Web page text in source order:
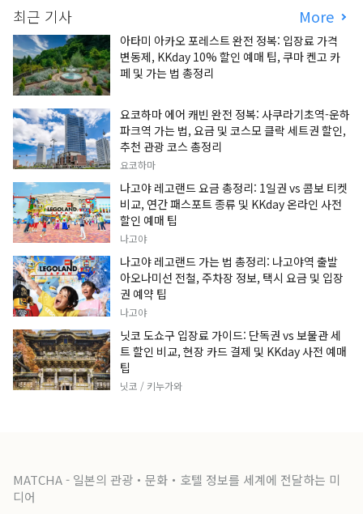
최근 기사 More
아타미 아카오 포레스트 완전 정복: 입장료 가격
변동제, KKday 10% 할인 예매 팁, 쿠마 켄고 카
페 및 가는 법 총정리
요코하마 에어 캐빈 완전 정복: 사쿠라기초역-운하
파크역 가는 법, 요금 및 코스모 클락 세트권 할인,
추천 관광 코스 총정리
요코하마
나고야 레고랜드 요금 총정리: 1일권 vs 콤보 티켓
비교, 연간 패스포트 종류 및 KKday 온라인 사전
할인 예매 팁
나고야
나고야 레고랜드 가는 법 총정리: 나고야역 출발
아오나미선 전철, 주차장 정보, 택시 요금 및 입장
권 예약 팁
나고야
닛코 도쇼구 입장료 가이드: 단독권 vs 보물관 세
트 할인 비교, 현장 카드 결제 및 KKday 사전 예매
팁
닛코 / 키누가와
MATCHA - 일본의 관광・문화・호텔 정보를 세계에 전달하는 미
디어